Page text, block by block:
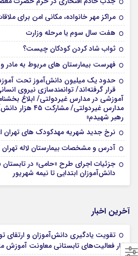
مراکز مهر خانواده، مکانی امن برای
هفت سال سوم یا مرحله وزارت
ثواب شاد کردن کودکان چیست؟
فهرست بیمارستان های مربوط به مادر
حدود یک میلیون دانش‌آموز تحت
آموزشی در مدارس غیردولتی/ ابلاغ
مدارس غیردولتی/
رهبر شهیدم»
نرخ جدید شهریه مهدکودک های تهران
آدرس و مشخصات بیمارستان لاله تهران
دانش‌آموزان ابتدایی تا نیمه شهریور
آخرین اخبار
تقویت یادگیری دانش‌آموزان و ارتقای
کار فعالیت‌های تابستانی معاونت آموزش